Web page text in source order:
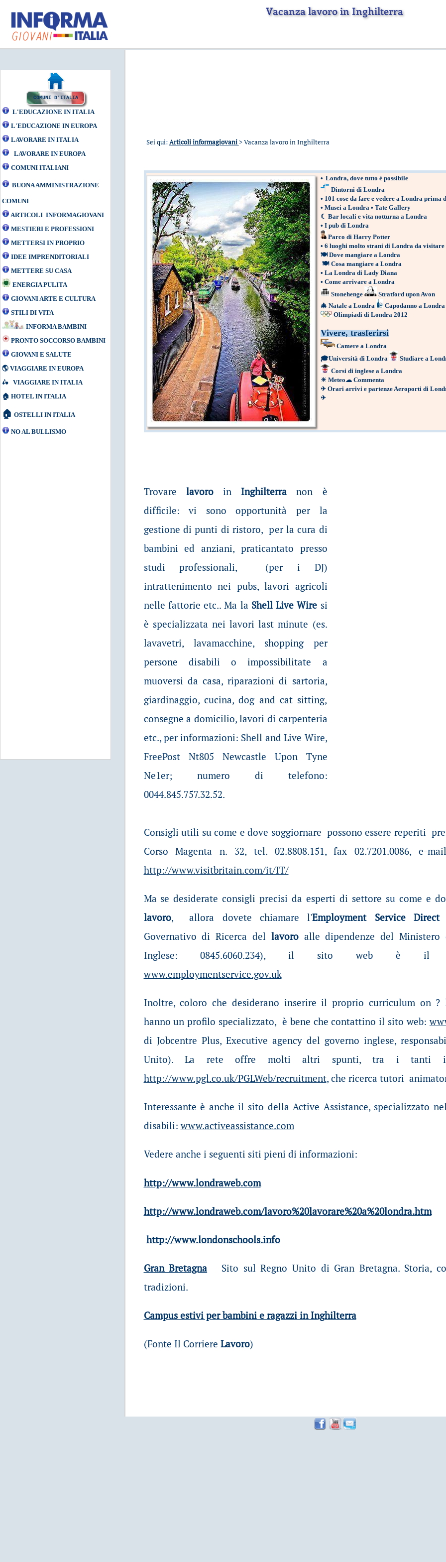
Vacanza lavoro in Inghilterra
COMUNI D'ITALIA
L'EDUCAZIONE IN ITALIA
L'EDUCAZIONE IN EUROPA
LAVORARE IN ITALIA
LAVORARE IN EUROPA
COMUNI ITALIANI
BUONA AMMINISTRAZIONE
COMUNI
ARTICOLI INFORMAGIOVANI
MESTIERI E PROFESSIONI
METTERSI IN PROPRIO
IDEE IMPRENDITORIALI
METTERE SU CASA
ENERGIA PULITA
GIOVANI ARTE E CULTURA
STILI DI VITA
INFORMA BAMBINI
PRONTO SOCCORSO BAMBINI
GIOVANI E SALUTE
🌎 VIAGGIARE IN EUROPA
🛵 VIAGGIARE IN ITALIA
🏠 HOTEL IN ITALIA
🏠 OSTELLI IN ITALIA
NO AL BULLISMO
Sei qui:Articoli informagiovani > Vacanza lavoro in Inghilterra
• Londra, dove tutto è possibile
Dintorni di Londra
• 101 cose da fare e vedere a Londra prima
• Musei a Londra • Tate Gallery
☾ Bar locali e vita notturna a Londra
• I pub di Londra
Parco di Harry Potter
• 6 luoghi molto strani di Londra da visitare
🍽Dove mangiare a Londra
🍽 Cosa mangiare a Londra
• La Londra di Lady Diana
• Come arrivare a Londra
Stonehenge
Stratford upon Avon
🎄 Natale a Londra
Capodanno a Londra
Olimpiadi di Londra 2012
Vivere, trasferirsi
Camere a Londra
🎓Università di Londra
Studiare a
Corsi di inglese a Londra
☀ Meteo☁ Commenta
✈ Orari arrivi e partenze Aeroporti di
✈
Trovare lavoroinInghilterra non è
difficile: vi sono opportunità per la
gestione di punti di ristoro, per la cura di
bambini ed anziani, praticantato presso
studi professionali, (per i DJ)
intrattenimento nei pubs, lavori agricoli
nelle fattorie etc.. Ma la Shell Live Wire si
è specializzata nei lavori last minute (es.
lavavetri, lavamacchine, shopping per
persone disabili o impossibilitate a
muoversi da casa, riparazioni di sartoria,
giardinaggio, cucina, dog and cat sitting,
consegne a domicilio, lavori di carpenteria
etc., per informazioni: Shell and Live Wire,
FreePost Nt805 Newcastle Upon Tyne
Ne1er; numero di telefono:
0044.845.757.32.52.
Consigli utili su come e dove soggiornare possono essere reperiti
Corso Magenta n. 32, tel. 02.8808.151, fax 02.7201.0086, e-
http://www.visitbritain.com/it/IT/
Ma se desiderate consigli precisi da esperti di settore su come e
lavoro, allora dovete chiamare l'Employment Service Direct
Governativo di Ricerca del lavoroalle dipendenze del Ministero
Inglese: 0845.6060.234), il sito web è il
www.employmentservice.gov.uk
Inoltre, coloro che desiderano inserire il proprio curriculum on ?
hanno un profilo specializzato, è bene che contattino il sito web:
di Jobcentre Plus, Executive agency del governo inglese,
Unito). La rete offre molti altri spunti, tra i
http://www.pgl.co.uk/PGLWeb/recruitment, che ricerca tutori
Interessante è anche il sito della Active Assistance, specializzato
disabili:www.activeassistance.com
Vedere anche i seguenti siti pieni di informazioni:
http://www.londraweb.com
http://www.londraweb.com/lavoro%20lavorare%20a%20londra.htm
http://www.londonschools.info
Gran Bretagna
Sito sul Regno Unito di Gran Bretagna. Storia,
tradizioni.
Campus estivi per bambini e ragazzi in Inghilterra
(Fonte Il Corriere Lavoro)